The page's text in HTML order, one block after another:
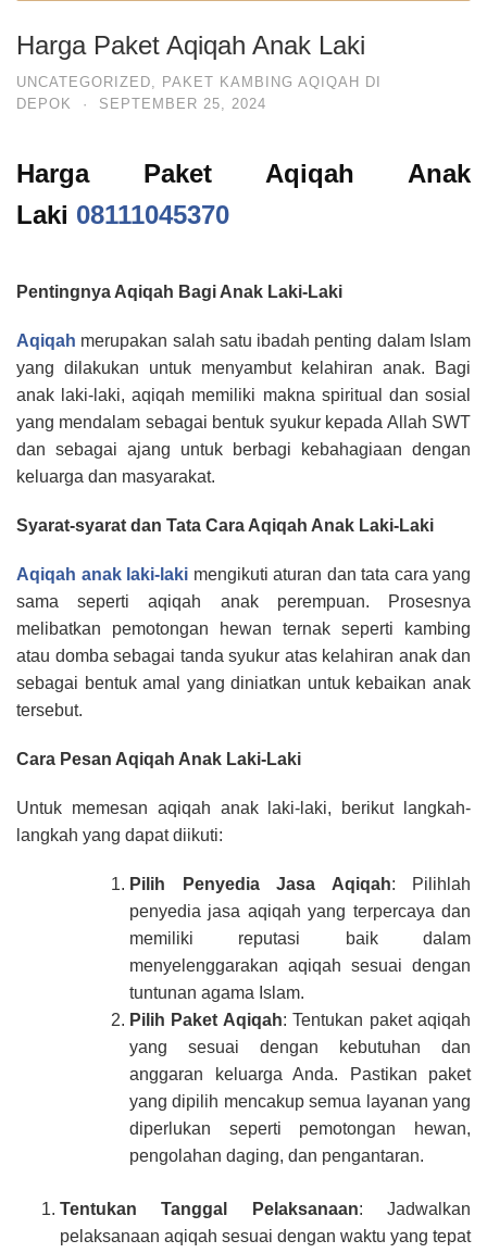
Harga Paket Aqiqah Anak Laki
UNCATEGORIZED
PAKET KAMBING AQIQAH DI
DEPOK
· SEPTEMBER 25, 2024
Harga Paket Aqiqah Anak
Laki 08111045370
Pentingnya Aqiqah Bagi Anak Laki-Laki
Aqiqah merupakan salah satu ibadah penting dalam Islam
yang dilakukan untuk menyambut kelahiran anak. Bagi
anak laki-laki, aqiqah memiliki makna spiritual dan sosial
yang mendalam sebagai bentuk syukur kepada Allah SWT
dan sebagai ajang untuk berbagi kebahagiaan dengan
keluarga dan masyarakat.
Syarat-syarat dan Tata Cara Aqiqah Anak Laki-Laki
Aqiqah anak laki-laki mengikuti aturan dan tata cara yang
sama seperti aqiqah anak perempuan. Prosesnya
melibatkan pemotongan hewan ternak seperti kambing
atau domba sebagai tanda syukur atas kelahiran anak dan
sebagai bentuk amal yang diniatkan untuk kebaikan anak
tersebut.
Cara Pesan Aqiqah Anak Laki-Laki
Untuk memesan aqiqah anak laki-laki, berikut langkah-
langkah yang dapat diikuti:
Pilih Penyedia Jasa Aqiqah: Pilihlah
penyedia jasa aqiqah yang terpercaya dan
memiliki reputasi baik dalam
menyelenggarakan aqiqah sesuai dengan
tuntunan agama Islam.
Pilih Paket Aqiqah: Tentukan paket aqiqah
yang sesuai dengan kebutuhan dan
anggaran keluarga Anda. Pastikan paket
yang dipilih mencakup semua layanan yang
diperlukan seperti pemotongan hewan,
pengolahan daging, dan pengantaran.
Tentukan Tanggal Pelaksanaan: Jadwalkan
pelaksanaan aqiqah sesuai dengan waktu yang tepat